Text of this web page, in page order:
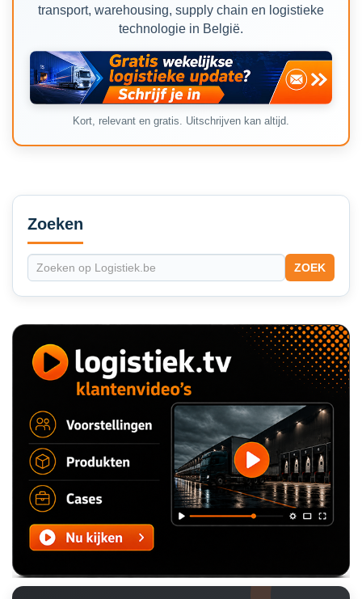
transport, warehousing, supply chain en logistieke
technologie in België.
Kort, relevant en gratis. Uitschrijven kan altijd.
Secondary
Sidebar
Zoeken
ZOEK